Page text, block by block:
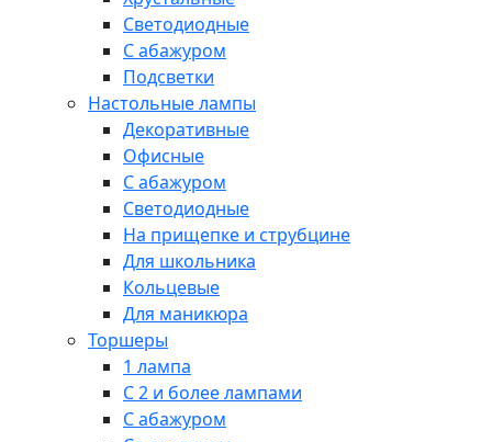
Светодиодные
С абажуром
Подсветки
Настольные лампы
Декоративные
Офисные
С абажуром
Светодиодные
На прищепке и струбцине
Для школьника
Кольцевые
Для маникюра
Торшеры
1 лампа
С 2 и более лампами
С абажуром